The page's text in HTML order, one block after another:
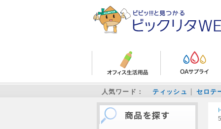
人気ワード： ティッシュ セロテ